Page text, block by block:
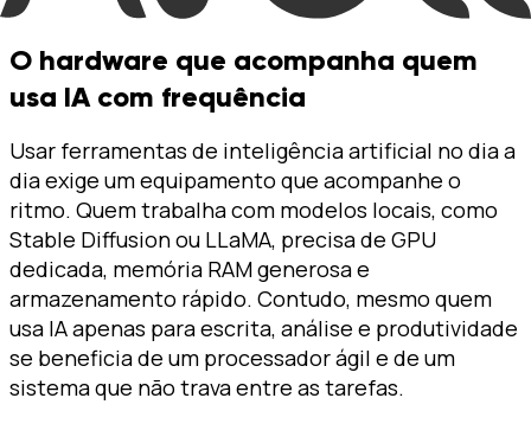
O hardware que acompanha quem
usa IA com frequência
Usar ferramentas de inteligência artificial no dia a
dia exige um equipamento que acompanhe o
ritmo. Quem trabalha com modelos locais, como
Stable Diffusion ou LLaMA, precisa de GPU
dedicada, memória RAM generosa e
armazenamento rápido. Contudo, mesmo quem
usa IA apenas para escrita, análise e produtividade
se beneficia de um processador ágil e de um
sistema que não trava entre as tarefas.